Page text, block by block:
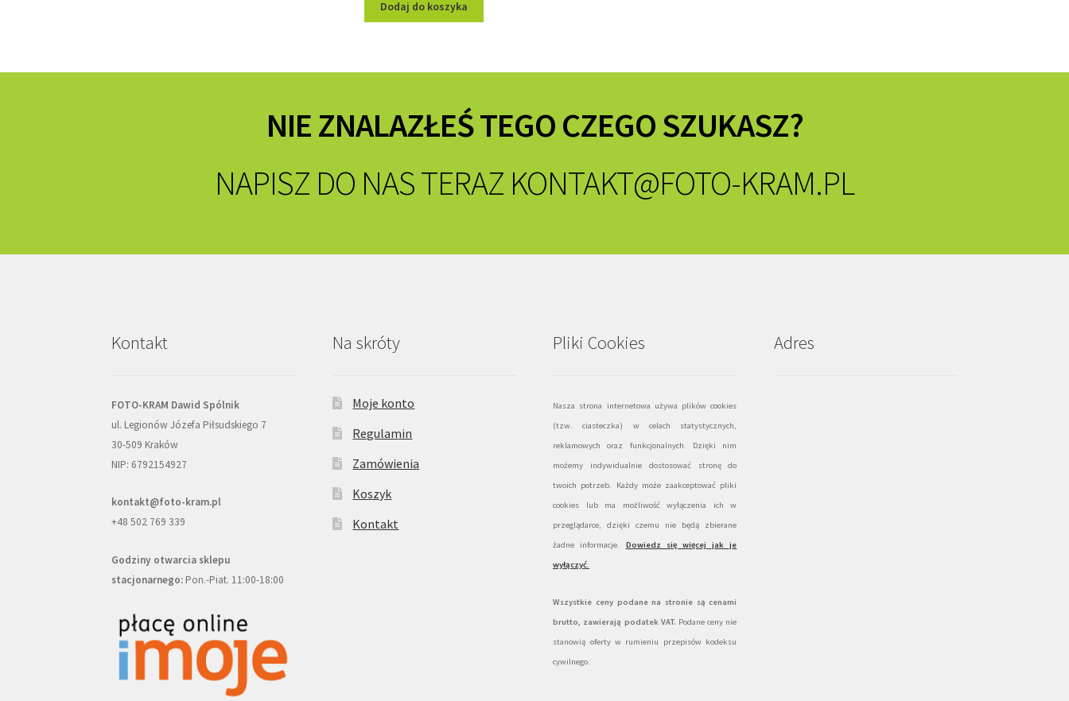
Dodaj do koszyka
NIE ZNALAZŁEŚ TEGO CZEGO SZUKASZ?
NAPISZ DO NAS TERAZ KONTAKT@FOTO-KRAM.PL
Kontakt
FOTO-KRAM Dawid Spólnik
ul. Legionów Józefa Piłsudskiego 7
30-509 Kraków
NIP: 6792154927
kontakt@foto-kram.pl
+48 502 769 339
Godziny otwarcia sklepu
stacjonarnego: Pon.-Piat. 11:00-18:00
Na skróty
Moje konto
Regulamin
Zamówienia
Koszyk
Kontakt
Pliki Cookies
Nasza strona internetowa używa plików cookies
(tzw. ciasteczka) w celach statystycznych,
reklamowych oraz funkcjonalnych. Dzięki nim
możemy indywidualnie dostosować stronę do
twoich potrzeb. Każdy może zaakceptować pliki
cookies lub ma możliwość wyłączenia ich w
przeglądarce, dzięki czemu nie będą zbierane
żadne informacje. Dowiedz się więcej jak je
wyłączyć
Wszystkie ceny podane na stronie są cenami
brutto, zawierają podatek VAT. Podane ceny nie
stanowią oferty w rumieniu przepisów kodeksu
cywilnego.
Adres